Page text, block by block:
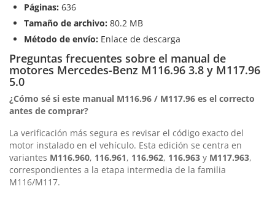
Páginas: 636
Tamaño de archivo: 80.2 MB
Método de envío: Enlace de descarga
Preguntas frecuentes sobre el manual de
motores Mercedes-Benz M116.96 3.8 y M117.96
5.0
¿Cómo sé si este manual M116.96 / M117.96 es el correcto
antes de comprar?
La verificación más segura es revisar el código exacto del
motor instalado en el vehículo. Esta edición se centra en
variantes M116.960, 116.961, 116.962, 116.963 y M117.963,
correspondientes a la etapa intermedia de la familia
M116/M117.